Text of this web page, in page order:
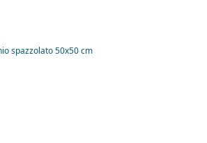
spazzolato 50x50 cm